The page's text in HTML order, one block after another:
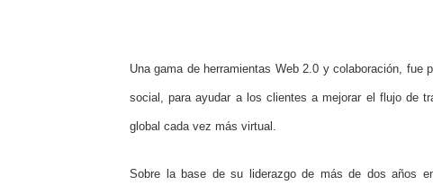
Una gama de herramientas Web 2.0 y colaboración,
social, para ayudar a los clientes a mejorar el flujo de
global cada vez más virtual.
Sobre la base de su liderazgo de más de dos años